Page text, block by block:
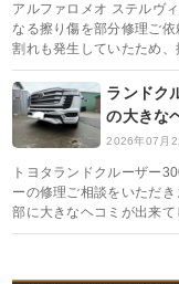
アルファロメオ ステルヴ
なる擦り傷を部分修理ご
割れも発生していたため、
ランドク
の大きな
2026年07月
トヨタランドクルーザー
ーの修理ご相談をいただ
部に大きなヘコミが出来